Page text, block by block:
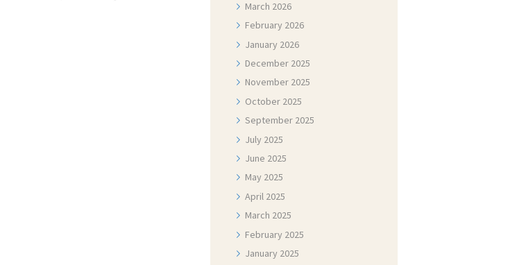
March 2026
February 2026
January 2026
December 2025
November 2025
October 2025
September 2025
July 2025
June 2025
May 2025
April 2025
March 2025
February 2025
January 2025